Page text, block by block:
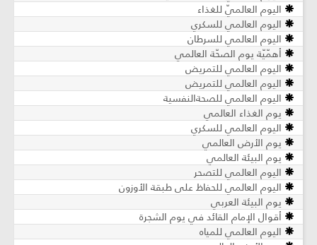
اليوم العالميّ للغذاء
اليوم العالمي للسكري
اليوم العالمي للسرطان
أهمّيّة يوم الصحّة العالمي
اليوم العالمي للتمريض
اليوم العالمي للتمريض
اليوم العالمي للصحةالنفسية
يوم الغذاء العالمي
اليوم العالمي للسكري
يوم الأرض العالمي
يوم البيئة العالمي
اليوم العالمي للتصحر
اليوم العالمي للحفاظ على طبقة الأوزون
يوم البيئة العربي
أقوال الإمام القائد في يوم الشجرة
اليوم العالمي للمياه